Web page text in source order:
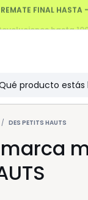
Devoluciones hasta
DES PETITS HAUTS